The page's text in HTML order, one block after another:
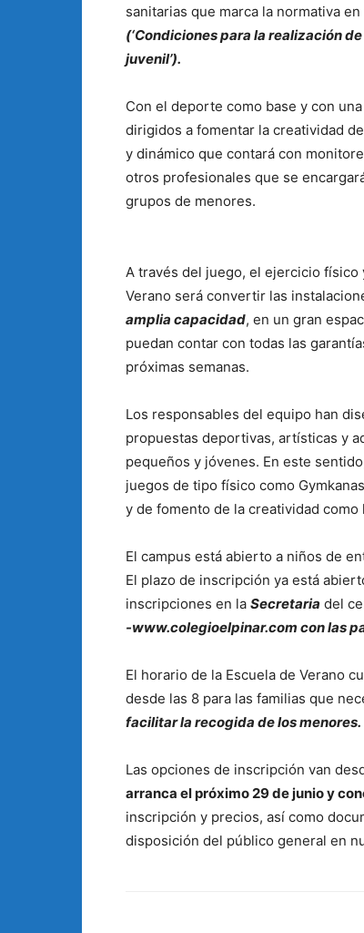
sanitarias que marca la normativa en
(‘Condiciones para la realización
juvenil’).
Con el deporte como base y con
dirigidos a fomentar la creatividad
y dinámico que contará con
otros profesionales que se
grupos de menores.
A través del juego, el ejercicio físico
Verano será convertir las
amplia capacidad, en un gran
puedan contar con todas las
próximas semanas.
Los responsables del equipo han
propuestas deportivas, artísticas y
pequeños y jóvenes. En este
juegos de tipo físico como
y de fomento de la creatividad como
El campus está abierto a niños de
El plazo de inscripción ya está
inscripciones en la Secretaria del
-www.colegioelpinar.com con las
El horario de la Escuela de Verano
desde las 8 para las familias que
facilitar la recogida de los menores.
Las opciones de inscripción van
arranca el próximo 29 de junio y
inscripción y precios, así como
disposición del público general en